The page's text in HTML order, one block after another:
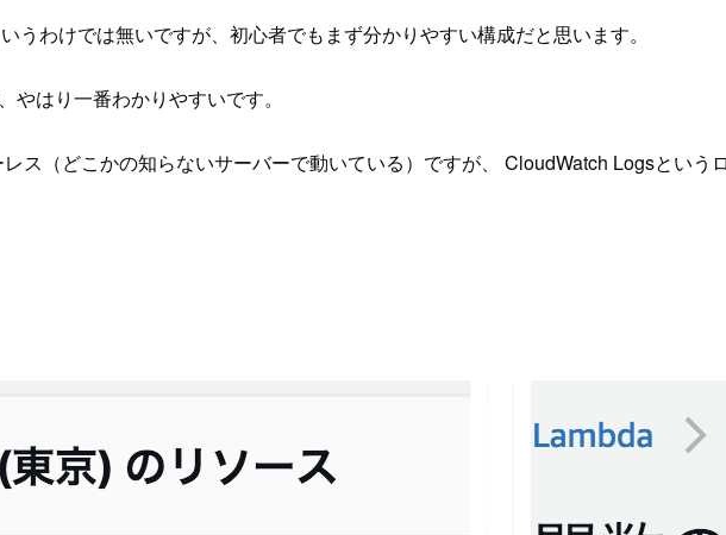
わけでは無いですが、初心者でもまず分かりやすい構成だと思います。
やはり一番わかりやすいです。
ス（どこかの知らないサーバーで動いている）ですが、 CloudWatch Logsという